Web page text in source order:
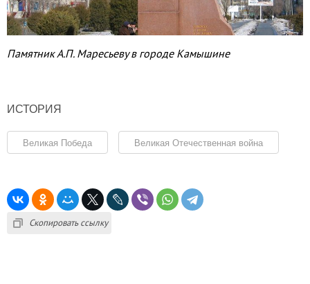
Памятник А.П. Маресьеву в городе Камышине
ИСТОРИЯ
Великая Победа Великая Отечественная война
Скопировать ссылку